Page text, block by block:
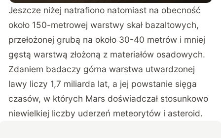
Jeszcze niżej natrafiono natomiast na obecność
około 150-metrowej warstwy skał bazaltowych,
przełożonej grubą na około 30-40 metrów i mniej
gęstą warstwą złożoną z materiałów osadowych.
Zdaniem badaczy górna warstwa utwardzonej
lawy liczy 1,7 miliarda lat, a jej powstanie sięga
czasów, w których Mars doświadczał stosunkowo
niewielkiej liczby uderzeń meteorytów i asteroid.